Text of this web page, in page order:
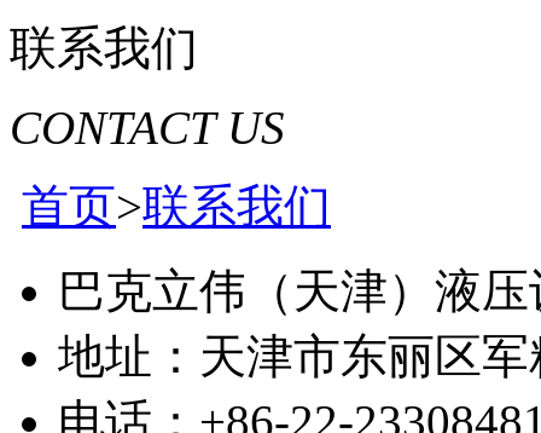
联系我们
CONTACT US
首页>联系我们
巴克立伟（天津）液
地址：天津市东丽区
电话：+86-22-